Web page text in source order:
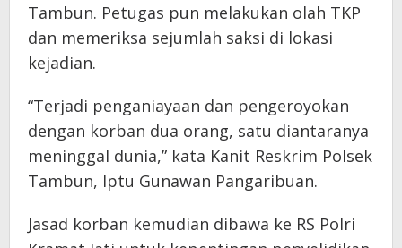
Tambun. Petugas pun melakukan olah TKP
dan memeriksa sejumlah saksi di lokasi
kejadian.
“Terjadi penganiayaan dan pengeroyokan
dengan korban dua orang, satu diantaranya
meninggal dunia,” kata Kanit Reskrim Polsek
Tambun, Iptu Gunawan Pangaribuan.
Jasad korban kemudian dibawa ke RS Polri